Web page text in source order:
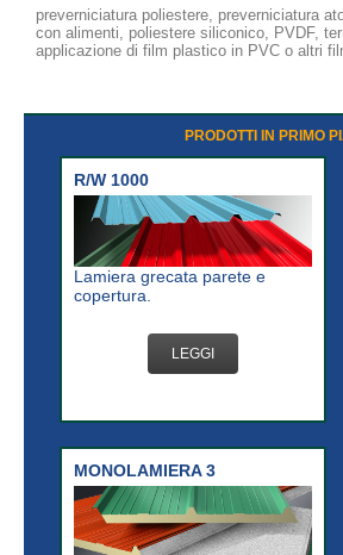
preverniciatura poliestere, preverniciatura
con alimenti, poliestere siliconico, PVDF,
applicazione di film plastico in PVC o altri
PRODOTTI IN PRIMO
R/W 1000
Lamiera grecata parete e
copertura.
LEGGI
MONOLAMIERA 3